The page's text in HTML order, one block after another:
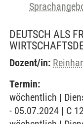
DEUTSCH ALS
Dozent/in:
Termin:
wöchentlich |
- 05.07.2024 | C